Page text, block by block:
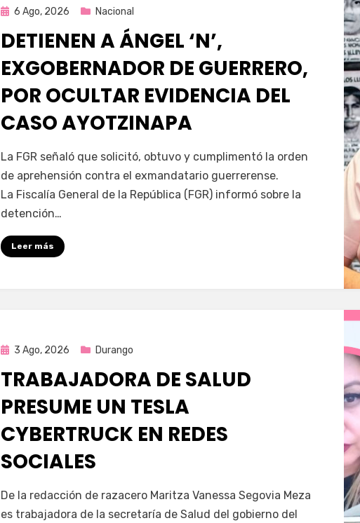
Publicada
6 Ago, 2026 Nacional
DETIENEN A ÁNGEL ‘N’,
EXGOBERNADOR DE GUERRERO,
POR OCULTAR EVIDENCIA DEL
CASO AYOTZINAPA
porFernando Miranda Servín
La FGR señaló que solicitó, obtuvo y cumplimentó la orden
de aprehensión contra el exmandatario guerrerense.
La Fiscalía General de la República (FGR) informó sobre la
detención…
Leer más
Publicada
3 Ago, 2026 Durango
TRABAJADORA DE SALUD
PRESUME UN TESLA
CYBERTRUCK EN REDES
SOCIALES
porFernando Miranda Servín
De la redacción de razacero Maritza Vanessa Segovia Meza
es trabajadora de la secretaría de Salud del gobierno del